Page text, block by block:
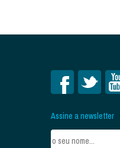
Assine a newsletter